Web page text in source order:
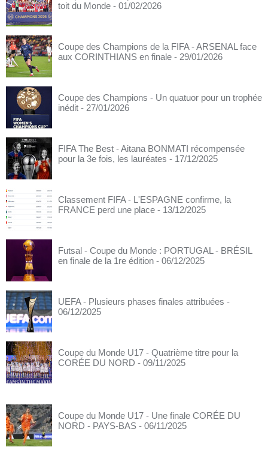
toit du Monde - 01/02/2026
Coupe des Champions de la FIFA - ARSENAL face
aux CORINTHIANS en finale - 29/01/2026
Coupe des Champions - Un quatuor pour un trophée
inédit - 27/01/2026
FIFA The Best - Aitana BONMATI récompensée
pour la 3e fois, les lauréates - 17/12/2025
Classement FIFA - L'ESPAGNE confirme, la
FRANCE perd une place - 13/12/2025
Futsal - Coupe du Monde : PORTUGAL - BRÉSIL
en finale de la 1re édition - 06/12/2025
UEFA - Plusieurs phases finales attribuées -
06/12/2025
Coupe du Monde U17 - Quatrième titre pour la
CORÉE DU NORD - 09/11/2025
Coupe du Monde U17 - Une finale CORÉE DU
NORD - PAYS-BAS - 06/11/2025